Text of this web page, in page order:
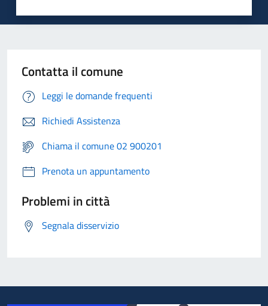
Contatta il comune
Leggi le domande frequenti
Richiedi Assistenza
Chiama il comune 02 900201
Prenota un appuntamento
Problemi in città
Segnala disservizio